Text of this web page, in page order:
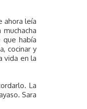
ahora leía
había
cocinar y
vida en la
La
Sara